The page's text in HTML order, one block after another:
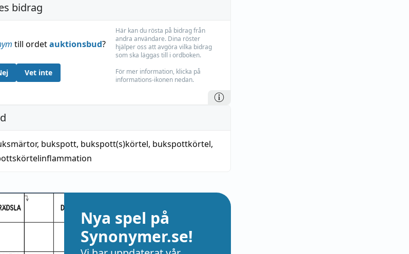
bidrag
till ordetauktionsbud?
Vet inte
Här kan du rösta på bidrag från
andra användare. Dina röster
hjälper oss att avgöra vilka bidrag
som ska läggas till i ordboken.
För mer information, klicka på
informations-ikonen nedan.
, bukspott, bukspott(s)körtel, bukspottkörtel,
Nya spel på
Synonymer.se!